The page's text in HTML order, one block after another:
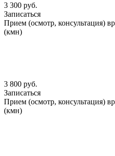
3 300 руб.
Записаться
Прием (осмотр, консультация)
(кмн)
3 800 руб.
Записаться
Прием (осмотр, консультация)
(кмн)